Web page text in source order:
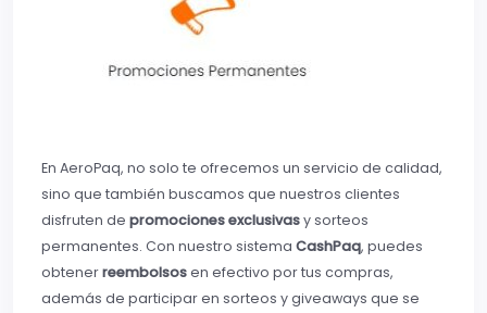
En AeroPaq, no solo te ofrecemos un servicio de calidad,
sino que también buscamos que nuestros clientes
disfruten de promociones exclusivasy sorteos
permanentes. Con nuestro sistema CashPaq, puedes
obtenerreembolsosen efectivo por tus compras,
además de participar en sorteos y giveaways que se